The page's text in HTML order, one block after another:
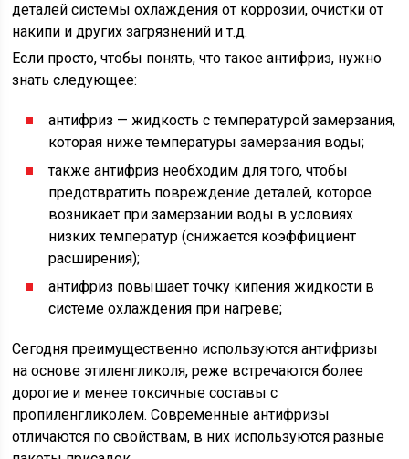
деталей системы охлаждения от коррозии, очистки от
накипи и других загрязнений и т.д.
Если просто, чтобы понять, что такое антифриз, нужно
знать следующее:
антифриз — жидкость с температурой замерзания,
которая ниже температуры замерзания воды;
также антифриз необходим для того, чтобы
предотвратить повреждение деталей, которое
возникает при замерзании воды в условиях
низких температур (снижается коэффициент
расширения);
антифриз повышает точку кипения жидкости в
системе охлаждения при нагреве;
Сегодня преимущественно используются антифризы
на основе этиленгликоля, реже встречаются более
дорогие и менее токсичные составы с
пропиленгликолем. Современные антифризы
отличаются по свойствам, в них используются разные